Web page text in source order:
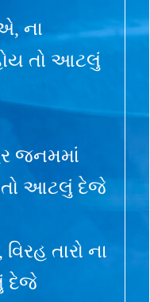
ના
તો આટલું
જનમમાં
તો આટલું દેજે
તારો ના
દેજે